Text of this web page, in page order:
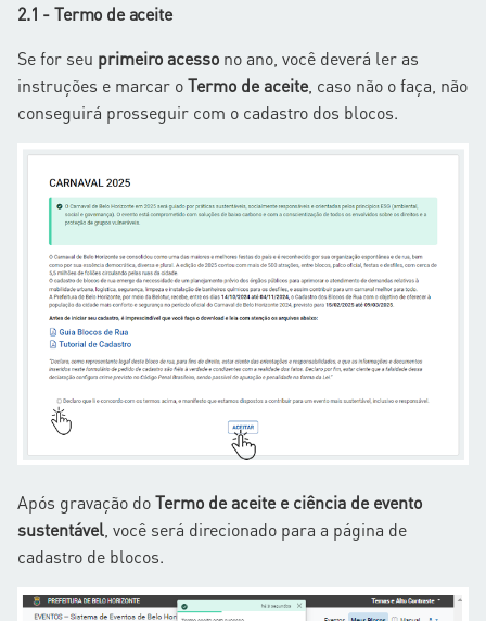
2.1 - Termo de aceite
Se for seu primeiro acesso no ano, você deverá ler as
instruções e marcar oTermo de aceite, caso não o faça, não
conseguirá prosseguir com o cadastro dos blocos.
Após gravação doTermo de aceite e ciência de evento
sustentável, você será direcionado para a página de
cadastro de blocos.